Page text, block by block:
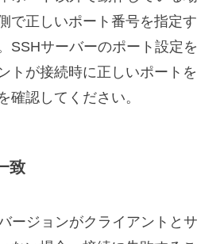
で正しいポート番号を指定す
SSHサーバーのポート設定を
トが接続時に正しいポートを
確認してください。
致
ージョンがクライアントとサ